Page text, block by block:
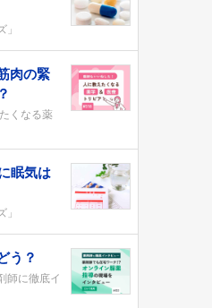
肉の緊
くなる薬
眠気は
う？
師に徹底イ